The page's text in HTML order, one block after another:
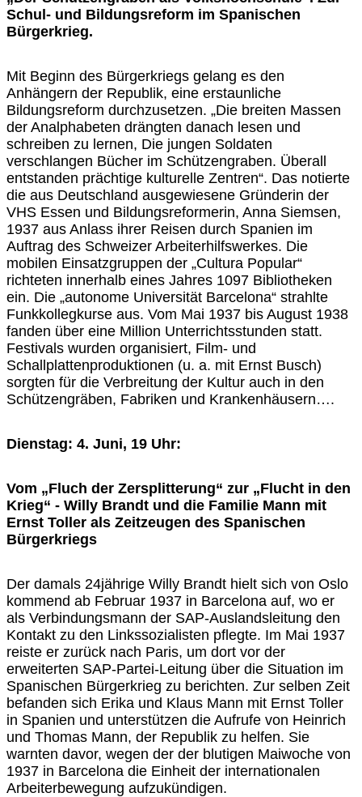
Schul- und Bildungsreform im Spanischen
Bürgerkrieg.
Mit Beginn des Bürgerkriegs gelang es den
Anhängern der Republik, eine erstaunliche
Bildungsreform durchzusetzen. „Die breiten Massen
der Analphabeten drängten danach lesen und
schreiben zu lernen, Die jungen Soldaten
verschlangen Bücher im Schützengraben. Überall
entstanden prächtige kulturelle Zentren“. Das notierte
die aus Deutschland ausgewiesene Gründerin der
VHS Essen und Bildungsreformerin, Anna Siemsen,
1937 aus Anlass ihrer Reisen durch Spanien im
Auftrag des Schweizer Arbeiterhilfswerkes. Die
mobilen Einsatzgruppen der „Cultura Popular“
richteten innerhalb eines Jahres 1097 Bibliotheken
ein. Die „autonome Universität Barcelona“ strahlte
Funkkollegkurse aus. Vom Mai 1937 bis August 1938
fanden über eine Million Unterrichtsstunden statt.
Festivals wurden organisiert, Film- und
Schallplattenproduktionen (u. a. mit Ernst Busch)
sorgten für die Verbreitung der Kultur auch in den
Schützengräben, Fabriken und Krankenhäusern….
Dienstag: 4. Juni, 19 Uhr:
Vom „Fluch der Zersplitterung“ zur „Flucht in den
Krieg“ - Willy Brandt und die Familie Mann mit
Ernst Toller als Zeitzeugen des Spanischen
Bürgerkriegs
Der damals 24jährige Willy Brandt hielt sich von Oslo
kommend ab Februar 1937 in Barcelona auf, wo er
als Verbindungsmann der SAP-Auslandsleitung den
Kontakt zu den Linkssozialisten pflegte. Im Mai 1937
reiste er zurück nach Paris, um dort vor der
erweiterten SAP-Partei-Leitung über die Situation im
Spanischen Bürgerkrieg zu berichten. Zur selben Zeit
befanden sich Erika und Klaus Mann mit Ernst Toller
in Spanien und unterstützen die Aufrufe von Heinrich
und Thomas Mann, der Republik zu helfen. Sie
warnten davor, wegen der der blutigen Maiwoche von
1937 in Barcelona die Einheit der internationalen
Arbeiterbewegung aufzukündigen.